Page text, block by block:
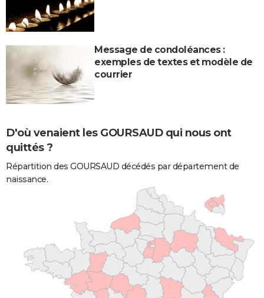
Message de condoléances :
exemples de textes et modèle de
courrier
D'où venaient les GOURSAUD qui nous ont
quittés ?
Répartition des GOURSAUD décédés par département de
naissance.